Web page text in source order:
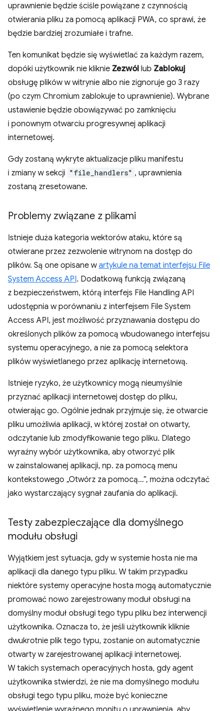
uprawnienie będzie ściśle powiązane z czynnością
otwierania pliku za pomocą aplikacji PWA, co sprawi, że
będzie bardziej zrozumiałe i trafne.
Ten komunikat będzie się wyświetlać za każdym razem,
dopóki użytkownik nie kliknie Zezwól lub Zablokuj
obsługę plików w witrynie albo nie zignoruje go 3 razy
(po czym Chromium zablokuje to uprawnienie). Wybrane
ustawienie będzie obowiązywać po zamknięciu
i ponownym otwarciu progresywnej aplikacji
internetowej.
Gdy zostaną wykryte aktualizacje pliku manifestu
i zmiany w sekcji "file_handlers" , uprawnienia
zostaną zresetowane.
Problemy związane z plikami
Istnieje duża kategoria wektorów ataku, które są
otwierane przez zezwolenie witrynom na dostęp do
plików. Są one opisane wartykule na temat interfejsu File
System Access API. Dodatkową funkcją związaną
z bezpieczeństwem, którą interfejs File Handling API
udostępnia w porównaniu z interfejsem File System
Access API, jest możliwość przyznawania dostępu do
określonych plików za pomocą wbudowanego interfejsu
systemu operacyjnego, a nie za pomocą selektora
plików wyświetlanego przez aplikację internetową.
Istnieje ryzyko, że użytkownicy mogą nieumyślnie
przyznać aplikacji internetowej dostęp do pliku,
otwierając go. Ogólnie jednak przyjmuje się, że otwarcie
pliku umożliwia aplikacji, w której został on otwarty,
odczytanie lub zmodyfikowanie tego pliku. Dlatego
wyraźny wybór użytkownika, aby otworzyć plik
w zainstalowanej aplikacji, np. za pomocą menu
kontekstowego „Otwórz za pomocą…”, można odczytać
jako wystarczający sygnał zaufania do aplikacji.
Testy zabezpieczające dla domyślnego
modułu obsługi
Wyjątkiem jest sytuacja, gdy w systemie hosta nie ma
aplikacji dla danego typu pliku. W takim przypadku
niektóre systemy operacyjne hosta mogą automatycznie
promować nowo zarejestrowany moduł obsługi na
domyślny moduł obsługi tego typu pliku bez interwencji
użytkownika. Oznacza to, że jeśli użytkownik kliknie
dwukrotnie plik tego typu, zostanie on automatycznie
otwarty w zarejestrowanej aplikacji internetowej.
W takich systemach operacyjnych hosta, gdy agent
użytkownika stwierdzi, że nie ma domyślnego modułu
obsługi tego typu pliku, może być konieczne